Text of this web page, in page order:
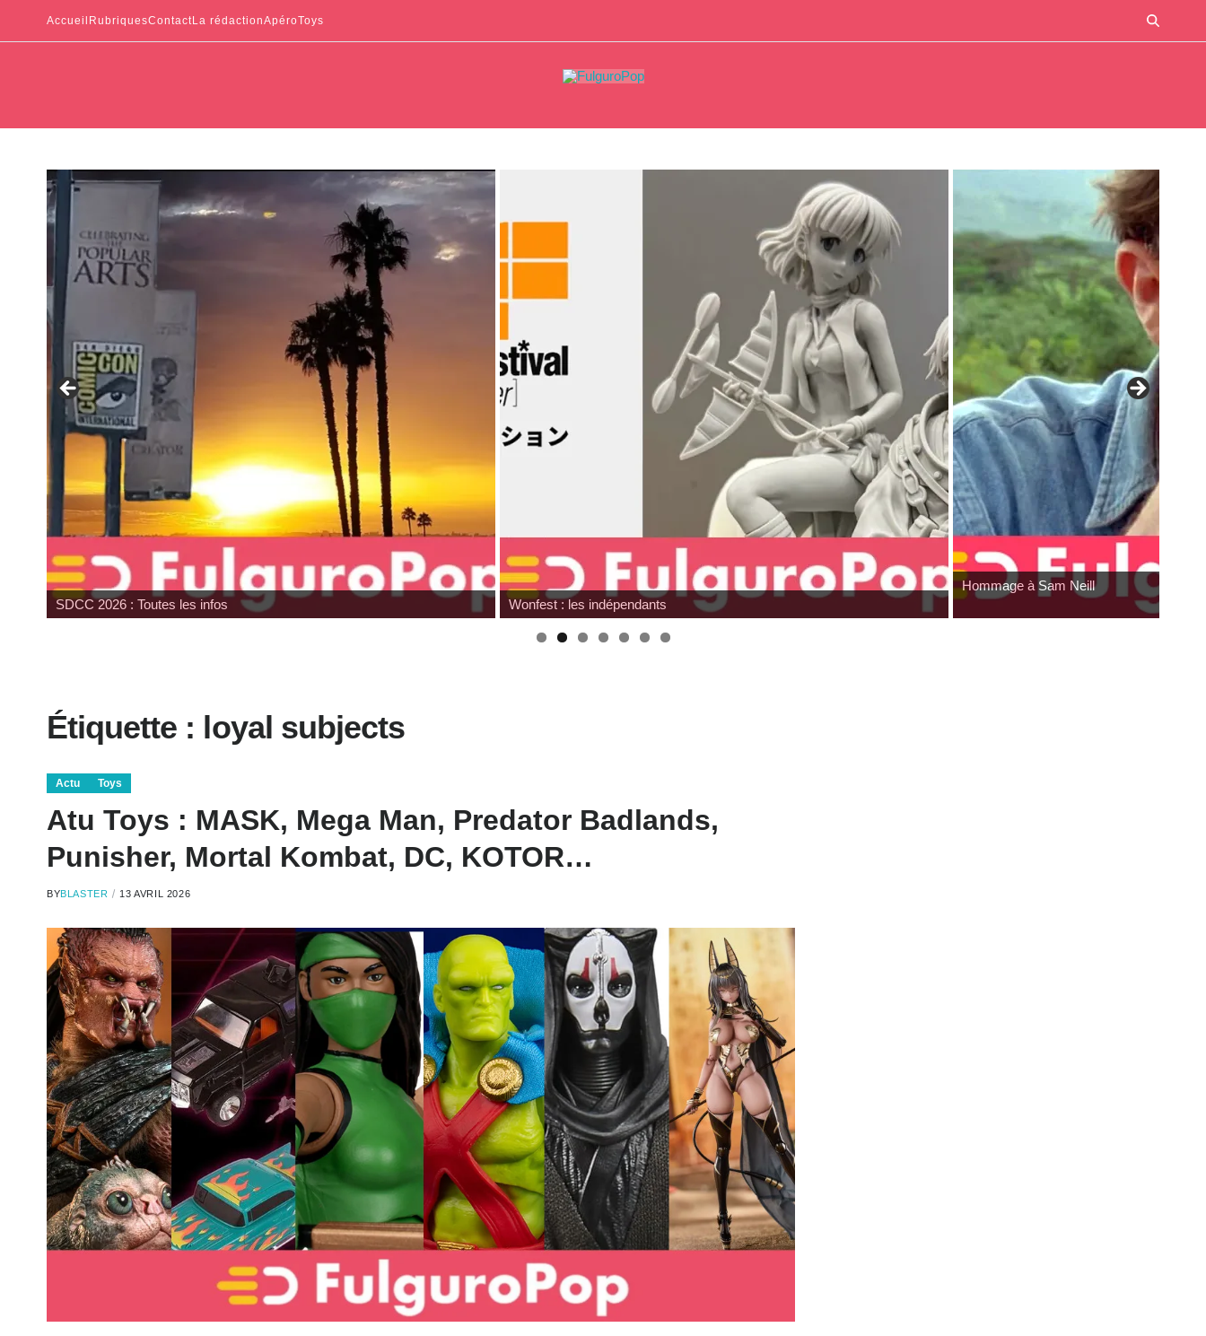
Accueil RubriquesContactLa rédactionApéroToys
Wonfest : les indépendants
Hommage à Sam Neill
Wonfest : tour d'horizon des éditeurs
Étiquette : loyal subjects
Actu Toys
Atu Toys : MASK, Mega Man, Predator Badlands,
Punisher, Mortal Kombat, DC, KOTOR…
BYBLASTER 13 AVRIL 2026